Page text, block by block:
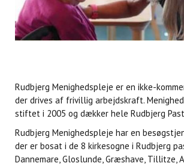
Rudbjerg Menighedspleje er en ikke-
der drives af frivillig arbejdskraft.
stiftet i 2005 og dækker hele Rudbjerg
Rudbjerg Menighedspleje har en
der er bosat i de 8 kirkesogne i Rudbjerg
Dannemare, Gloslunde, Græshave, Tillitze,